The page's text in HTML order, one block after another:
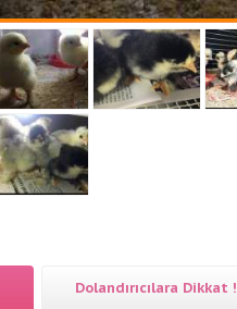
Dolandırıcılara Dikkat !